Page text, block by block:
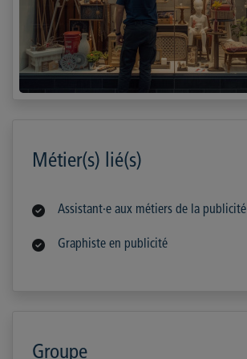
Métier(s) lié(s)
Assistant·e aux métiers de la publicité
Graphiste en publicité
Groupe